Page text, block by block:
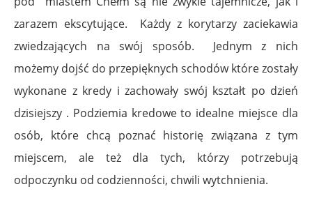
zarazem ekscytujące. Każdy z korytarzy zaciekawia
zwiedzających na swój sposób. Jednym z nich
możemy dojść do przepięknych schodów które zostały
wykonane z kredy i zachowały swój kształt po dzień
dzisiejszy . Podziemia kredowe to idealne miejsce dla
osób, które chcą poznać historię związana z tym
miejscem, ale też dla tych, którzy potrzebują
odpoczynku od codzienności, chwili wytchnienia.